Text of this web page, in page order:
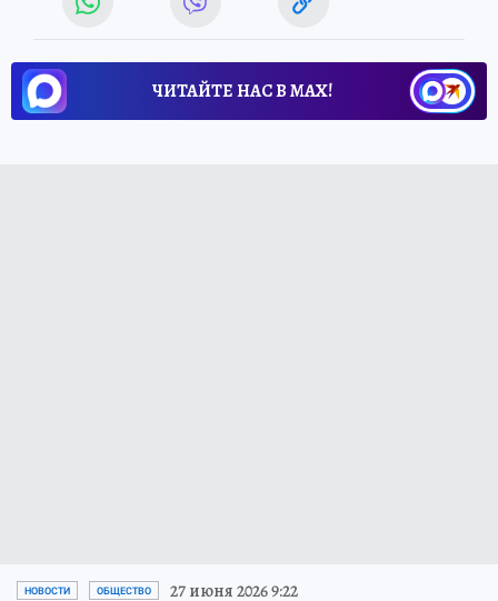
ЧИТАЙТЕ НАС В МАХ!
НОВОСТИ ОБЩЕСТВО 27 июня 2026 9:22